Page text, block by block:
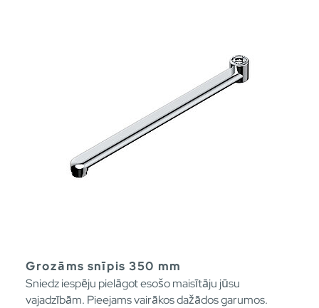
Grozāms snīpis 350 mm
Sniedz iespēju pielāgot esošo maisītāju jūsu
vajadzībām. Pieejams vairākos dažādos garumos.